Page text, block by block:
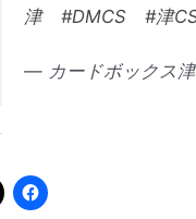
津
#DMCS #津
— カードボックス